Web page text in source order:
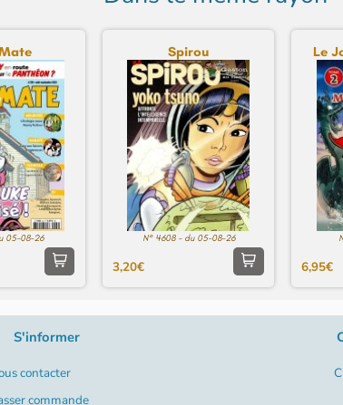
05-08-26
Spirou
N° 4608 - du 05-08-26
3,20€
Le
6,95€
S'informer
contacter
commande